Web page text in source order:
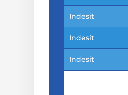
Indesit
Indesit
Indesit